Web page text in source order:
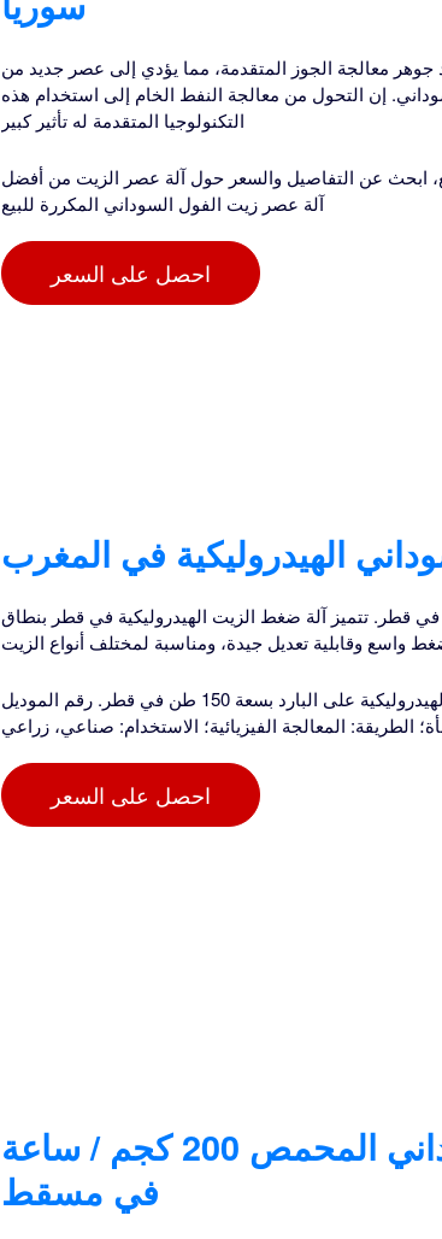
معالجة الجوز المتقدمة، مما يؤدي إلى عصر جديد من
إن التحول من معالجة النفط الخام إلى استخدام هذه
التكنولوجيا المتقدمة له تأثير كبير
ابحث عن التفاصيل والسعر حول آلة عصر الزيت من أفضل
آلة عصر زيت الفول السوداني المكررة للبيع
احصل على السعر
الهيدروليكية في المغرب
في قطر. تتميز آلة ضغط الزيت الهيدروليكية في قطر بنطاق
واسع وقابلية تعديل جيدة، ومناسبة لمختلف أنواع الزيت
آلة ضغط زيت الفول السوداني الهيدروليكية على البارد بسعة 150 طن في قطر. رقم الموديل: XF 302؛ النوع: آلة
الطريقة: المعالجة الفيزيائية؛ الاستخدام: صناعي، زراعي
احصل على السعر
آلة عصر زيت الفول السوداني المحمص 200 كجم / ساعة
في مسقط